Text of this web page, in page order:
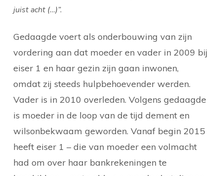
juist acht (…)”.
Gedaagde voert als onderbouwing van zijn
vordering aan dat moeder en vader in 2009 bij
eiser 1 en haar gezin zijn gaan inwonen,
omdat zij steeds hulpbehoevender werden.
Vader is in 2010 overleden. Volgens gedaagde
is moeder in de loop van de tijd dement en
wilsonbekwaam geworden. Vanaf begin 2015
heeft eiser 1 – die van moeder een volmacht
had om over haar bankrekeningen te